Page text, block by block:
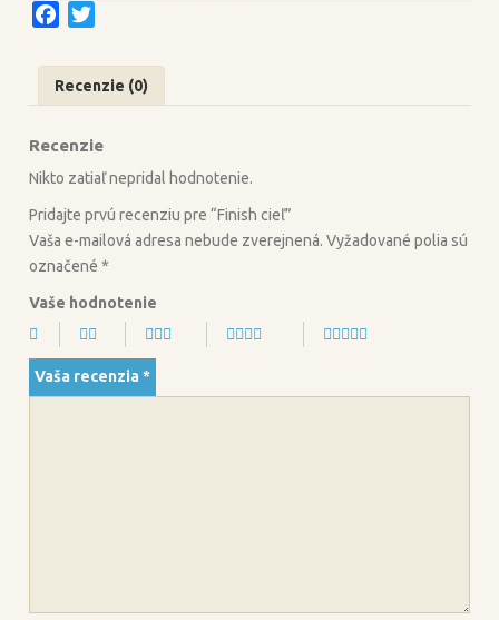
c
e
o
o
i
t
e
r
Recenzie (0)
Recenzie
Nikto zatiaľ nepridal hodnotenie.
Pridajte prvú recenziu pre “Finish cieľ”
Vaša e-mailová adresa nebude zverejnená. Vyžadované polia sú
označené *
Vaše hodnotenie
Vaša recenzia *